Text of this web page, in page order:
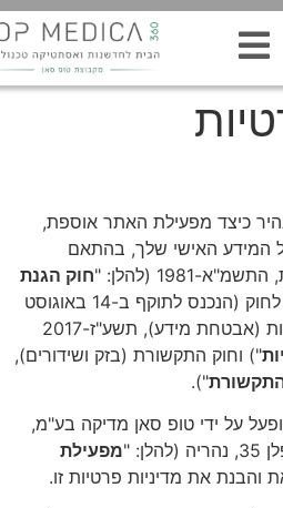
האתר אוספת,
שלך, בהתאם
חוק הגנת
") לרבות תיקון 13 לחוק (הנכנס לתוקף ב-14 באוגוסט
2025), תקנות הגנת הפרטיות (אבטחת מידע), תשע"ז-2017
(בזק ושידורים),
סאן מדיקה בע"מ,
מפעילת
פרטיות זו.